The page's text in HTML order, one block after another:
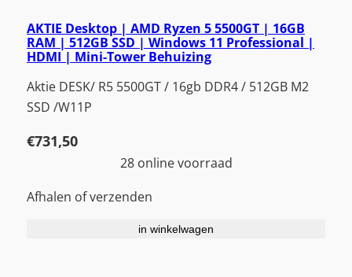
AKTIE Desktop | AMD Ryzen 5 5500GT | 16GB
RAM | 512GB SSD | Windows 11 Professional |
HDMI | Mini-Tower Behuizing
Aktie DESK/ R5 5500GT / 16gb DDR4 / 512GB M2
SSD /W11P
€731,50
28 online voorraad
Afhalen of verzenden
in winkelwagen